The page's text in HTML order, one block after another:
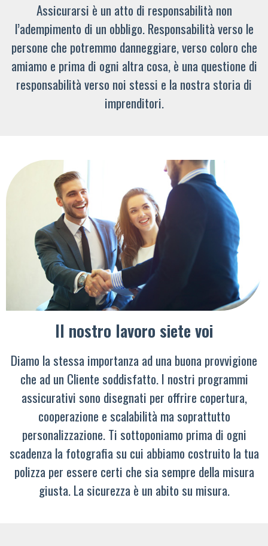
Assicurarsi è un atto di responsabilità non
l’adempimento di un obbligo. Responsabilità verso le
persone che potremmo danneggiare, verso coloro che
amiamo e prima di ogni altra cosa, è una questione di
responsabilità verso noi stessi e la nostra storia di
imprenditori.
Il nostro lavoro siete voi
Diamo la stessa importanza ad una buona provvigione
che ad un Cliente soddisfatto. I nostri programmi
assicurativi sono disegnati per offrire copertura,
cooperazione e scalabilità ma soprattutto
personalizzazione. Ti sottoponiamo prima di ogni
scadenza la fotografia su cui abbiamo costruito la tua
polizza per essere certi che sia sempre della misura
giusta. La sicurezza è un abito su misura.